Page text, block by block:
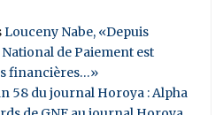
Louceny Nabe, «Depuis
de Paiement est
financières…»
58 du journal Horoya : Alpha